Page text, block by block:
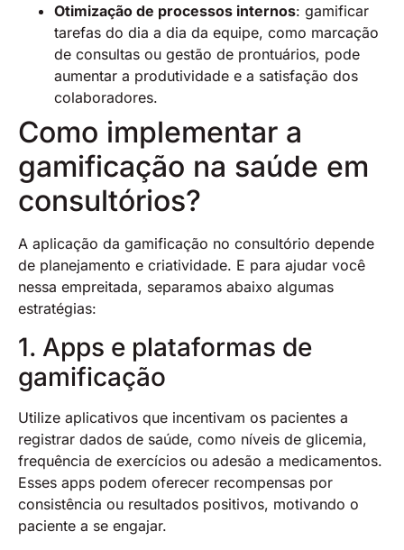
Otimização de processos internos: gamificar
tarefas do dia a dia da equipe, como marcação
de consultas ou gestão de prontuários, pode
aumentar a produtividade e a satisfação dos
colaboradores.
Como implementar a
gamificação na saúde em
consultórios?
A aplicação da gamificação no consultório depende
de planejamento e criatividade. E para ajudar você
nessa empreitada, separamos abaixo algumas
estratégias:
1. Apps e plataformas de
gamificação
Utilize aplicativos que incentivam os pacientes a
registrar dados de saúde, como níveis de glicemia,
frequência de exercícios ou adesão a medicamentos.
Esses apps podem oferecer recompensas por
consistência ou resultados positivos, motivando o
paciente a se engajar.